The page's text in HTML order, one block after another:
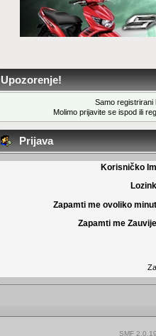
Upozorenje!
Samo registrirani
Molimo prijavite se ispod ili
Prijava
Korisničko
Zapamti me ovoliko
Zapamti me
SMF